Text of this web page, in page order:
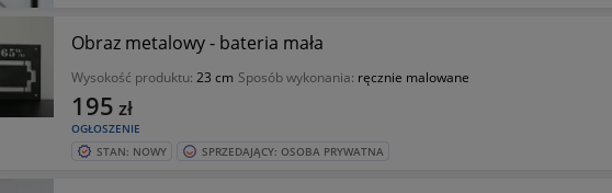
Obraz metalowy - bateria mała
Wysokość produktu: 23 cm Sposób wykonania: ręcznie malowane
OGŁOSZENIE
195 zł
STAN: NOWY SPRZEDAJĄCY: OSOBA PRYWATNA